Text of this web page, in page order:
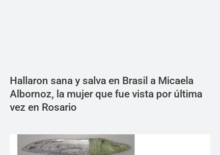
Hallaron sana y salva en Brasil a Micaela
Albornoz, la mujer que fue vista por última
vez en Rosario